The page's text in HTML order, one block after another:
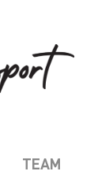
TEAM